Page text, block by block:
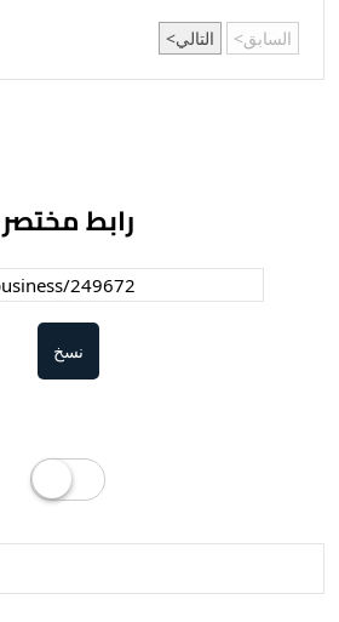
السابق التالي
رابط مختصر
نسخ